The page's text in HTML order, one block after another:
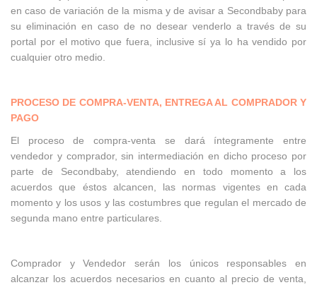
en caso de variación de la misma y de avisar a Secondbaby para
su eliminación en caso de no desear venderlo a través de su
portal por el motivo que fuera, inclusive sí ya lo ha vendido por
cualquier otro medio.
PROCESO DE COMPRA-VENTA, ENTREGA AL COMPRADOR Y
PAGO
El proceso de compra-venta se dará íntegramente entre
vendedor y comprador, sin intermediación en dicho proceso por
parte de Secondbaby, atendiendo en todo momento a los
acuerdos que éstos alcancen, las normas vigentes en cada
momento y los usos y las costumbres que regulan el mercado de
segunda mano entre particulares.
Comprador y Vendedor serán los únicos responsables en
alcanzar los acuerdos necesarios en cuanto al precio de venta,